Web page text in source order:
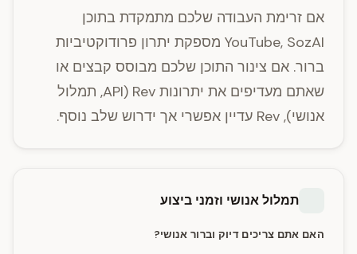
אם זרימת העבודה שלכם מתמקדת בתוכן
YouTube, SozAI מספקת יתרון פרודוקטיביות
ברור. אם צינור התוכן שלכם מבוסס קבצים או
שאתם מעדיפים את יתרונות Rev (API, תמלול
אנושי), Rev עדיין אפשרי אך ידרוש שלב נוסף.
תמלול אנושי וזמני ביצוע
האם אתם צריכים דיוק וברור אנושי?